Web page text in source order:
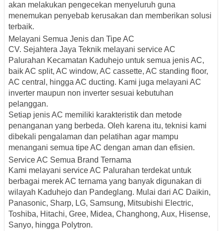
akan melakukan pengecekan menyeluruh guna
menemukan penyebab kerusakan dan memberikan solusi
terbaik.
Melayani Semua Jenis dan Tipe AC
CV. Sejahtera Jaya Teknik melayani service AC
Palurahan Kecamatan Kaduhejo untuk semua jenis AC,
baik AC split, AC window, AC cassette, AC standing floor,
AC central, hingga AC ducting. Kami juga melayani AC
inverter maupun non inverter sesuai kebutuhan
pelanggan.
Setiap jenis AC memiliki karakteristik dan metode
penanganan yang berbeda. Oleh karena itu, teknisi kami
dibekali pengalaman dan pelatihan agar mampu
menangani semua tipe AC dengan aman dan efisien.
Service AC Semua Brand Ternama
Kami melayani service AC Palurahan terdekat untuk
berbagai merek AC ternama yang banyak digunakan di
wilayah Kaduhejo dan Pandeglang. Mulai dari AC Daikin,
Panasonic, Sharp, LG, Samsung, Mitsubishi Electric,
Toshiba, Hitachi, Gree, Midea, Changhong, Aux, Hisense,
Sanyo, hingga Polytron.